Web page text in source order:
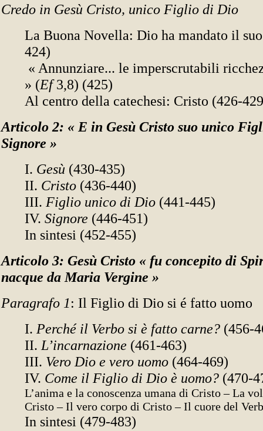
Credo in Gesù Cristo, unico Figlio di Dio
La Buona Novella: Dio ha mandato il
424)
« Annunziare... le imperscrutabili
» (Ef3,8) (425)
Al centro della catechesi: Cristo (426-
Articolo 2: « E in Gesù Cristo suo unico
Signore »
I. Gesù (430-435)
II. Cristo (436-440)
III. Figlio unico di Dio (441-445)
IV. Signore (446-451)
In sintesi (452-455)
Articolo 3: Gesù Cristo « fu concepito di
nacque da Maria Vergine »
Paragrafo 1: Il Figlio di Dio si é fatto uomo
I. Perché il Verbo si è fatto carne? (456-
II. L’incarnazione (461-463)
III. Vero Dio e vero uomo (464-469)
IV. Come il Figlio di Dio è uomo? (470-
L’anima e la conoscenza umana di Cristo – La
Cristo – Il vero corpo di Cristo – Il cuore del
In sintesi (479-483)